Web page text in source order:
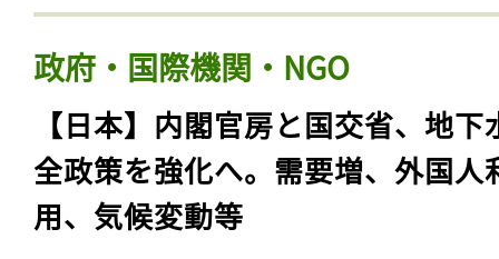
政府・国際機関・NGO
【日本】内閣官房と国交省、地下
全政策を強化へ。需要増、外国人
用、気候変動等